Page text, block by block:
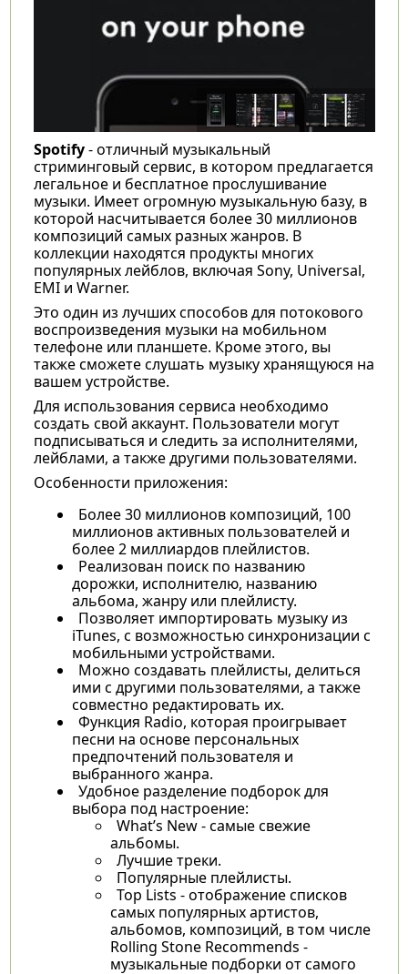
Spotify- отличный музыкальный
стриминговый сервис, в котором предлагается
легальное и бесплатное прослушивание
музыки. Имеет огромную музыкальную базу, в
которой насчитывается более 30 миллионов
композиций самых разных жанров. В
коллекции находятся продукты многих
популярных лейблов, включая Sony, Universal,
EMI и Warner.
Это один из лучших способов для потокового
воспроизведения музыки на мобильном
телефоне или планшете. Кроме этого, вы
также сможете слушать музыку хранящуюся на
вашем устройстве.
Для использования сервиса необходимо
создать свой аккаунт. Пользователи могут
подписываться и следить за исполнителями,
лейблами, а также другими пользователями.
Особенности приложения:
Более 30 миллионов композиций, 100
миллионов активных пользователей и
более 2 миллиардов плейлистов.
Реализован поиск по названию
дорожки, исполнителю, названию
альбома, жанру или плейлисту.
Позволяет импортировать музыку из
iTunes, с возможностью синхронизации с
мобильными устройствами.
Можно создавать плейлисты, делиться
ими с другими пользователями, а также
совместно редактировать их.
Функция Radio, которая проигрывает
песни на основе персональных
предпочтений пользователя и
выбранного жанра.
Удобное разделение подборок для
выбора под настроение:
What’s New - самые свежие
альбомы.
Лучшие треки.
Популярные плейлисты.
Top Lists - отображение списков
самых популярных артистов,
альбомов, композиций, в том числе
Rolling Stone Recommends -
музыкальные подборки от самого